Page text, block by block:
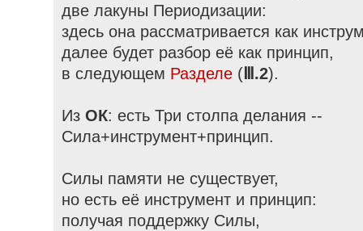
две лакуны Периодизации:
здесь она рассматривается как
далее будет разбор её как принцип,
в следующем Разделе ( Ⅲ.2).
ИзОК: есть Три столпа делания --
Сила+инструмент+принцип.
Силы памяти не существует,
но есть её инструмент и принцип:
получая поддержку Силы,